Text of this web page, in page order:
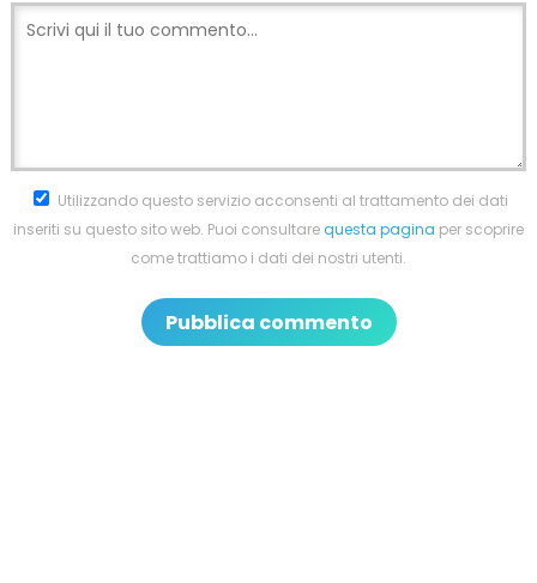
Utilizzando questo servizio acconsenti al trattamento dei dati
inseriti su questo sito web. Puoi consultarequesta pagina per scoprire
come trattiamo i dati dei nostri utenti.